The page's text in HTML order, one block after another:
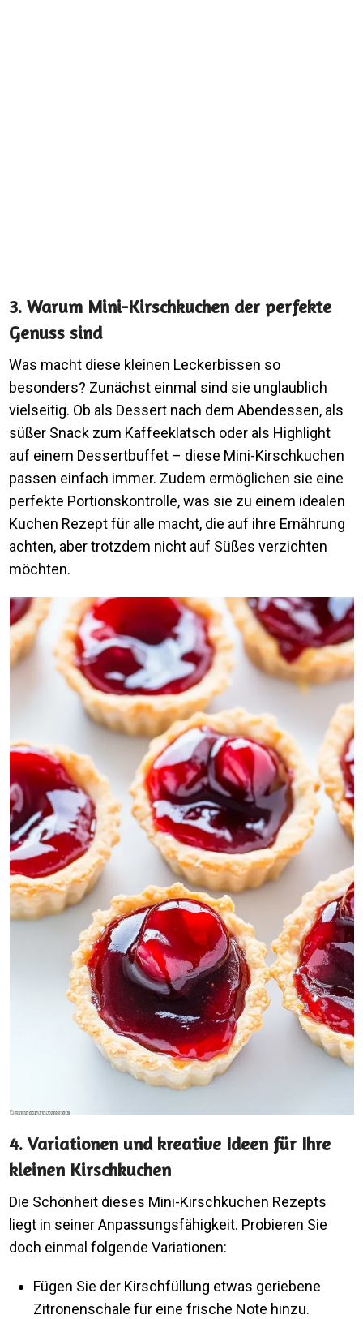
3. Warum Mini-Kirschkuchen der perfekte
Genuss sind
Was macht diese kleinen Leckerbissen so
besonders? Zunächst einmal sind sie unglaublich
vielseitig. Ob als Dessert nach dem Abendessen, als
süßer Snack zum Kaffeeklatsch oder als Highlight
auf einem Dessertbuffet – diese Mini-Kirschkuchen
passen einfach immer. Zudem ermöglichen sie eine
perfekte Portionskontrolle, was sie zu einem idealen
Kuchen Rezept für alle macht, die auf ihre Ernährung
achten, aber trotzdem nicht auf Süßes verzichten
möchten.
4. Variationen und kreative Ideen für Ihre
kleinen Kirschkuchen
Die Schönheit dieses Mini-Kirschkuchen Rezepts
liegt in seiner Anpassungsfähigkeit. Probieren Sie
doch einmal folgende Variationen:
Fügen Sie der Kirschfüllung etwas geriebene
Zitronenschale für eine frische Note hinzu.